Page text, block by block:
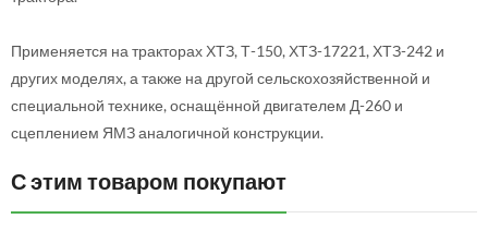
Применяется на тракторах ХТЗ, Т-150, ХТЗ-17221, ХТЗ-242 и
других моделях, а также на другой сельскохозяйственной и
специальной технике, оснащённой двигателем Д-260 и
сцеплением ЯМЗ аналогичной конструкции.
С этим товаром покупают